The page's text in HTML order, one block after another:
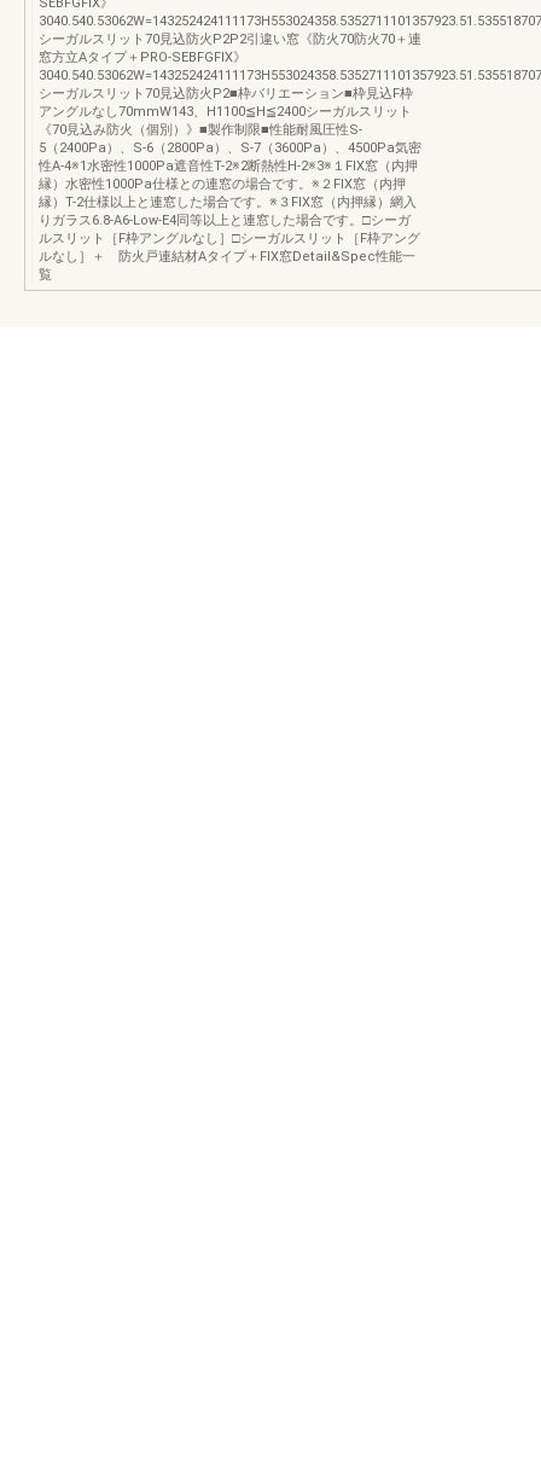
シーガルスリット70見込防火P2P2引違い窓《防火70防火70＋連
窓方立Aタイプ＋PRO-SEBFGFIX》
シーガルスリット70見込防火P2■枠バリエーション■枠見込F枠
アングルなし70mmW143、H1100≦H≦2400シーガルスリット
《70見込み防火（個別）》■製作制限■性能耐風圧性S-
5（2400Pa）、S-6（2800Pa）、S-7（3600Pa）、4500Pa気密
性A-4※1水密性1000Pa遮音性T-2※2断熱性H-2※3※１FIX窓（内押
縁）水密性1000Pa仕様との連窓の場合です。※２FIX窓（内押
縁）T-2仕様以上と連窓した場合です。※３FIX窓（内押縁）網入
りガラス6.8-A6-Low-E4同等以上と連窓した場合です。□シーガ
ルスリット［F枠アングルなし］□シーガルスリット［F枠アング
ルなし］＋ 防火戸連結材Aタイプ＋FIX窓Detail&Spec性能一
覧